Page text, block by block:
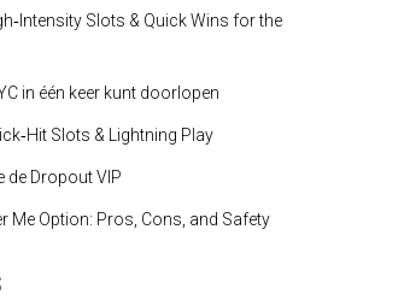
Slots & Quick Wins for the
in één keer kunt doorlopen
Slots & Lightning Play
de Dropout VIP
Me Option: Pros, Cons, and Safety